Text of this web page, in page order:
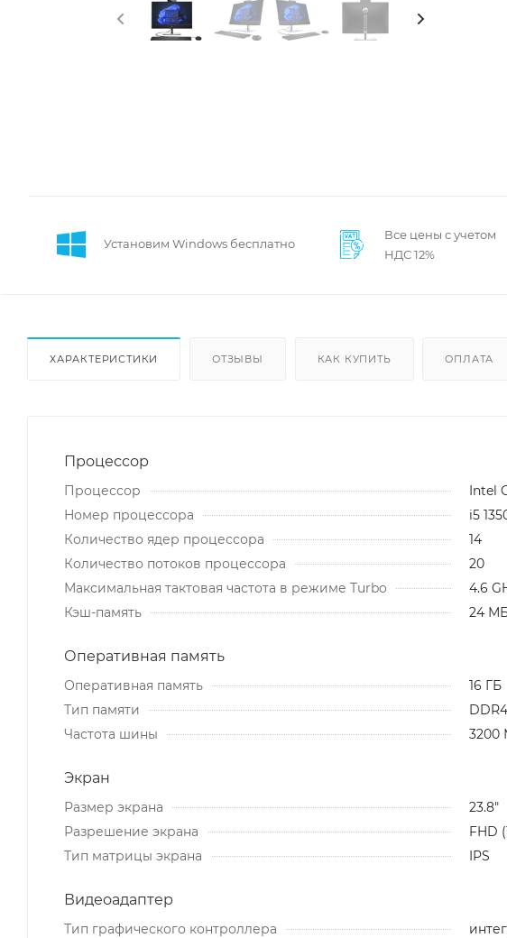
Установим Windows бесплатно
Все цены с учетом
НДС 12%
ХАРАКТЕРИСТИКИ ОТЗЫВЫ КАК КУПИТЬ ОПЛАТА
Процессор
Процессор
Intel
Номер процессора
i5
Количество ядер процессора
14
Количество потоков процессора
20
Максимальная тактовая частота в режиме Turbo
4.6
Кэш-память
24
Оперативная память
Оперативная память
16 ГБ
Тип памяти
Частота шины
3200
Экран
Размер экрана
23.8"
Разрешение экрана
FHD
Тип матрицы экрана
IPS
Видеоадаптер
Тип графического контроллера